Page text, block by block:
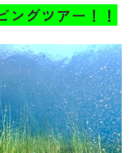
グツアー！！